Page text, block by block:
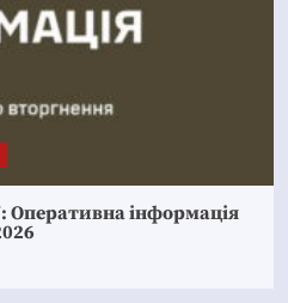
Оперативна інформація